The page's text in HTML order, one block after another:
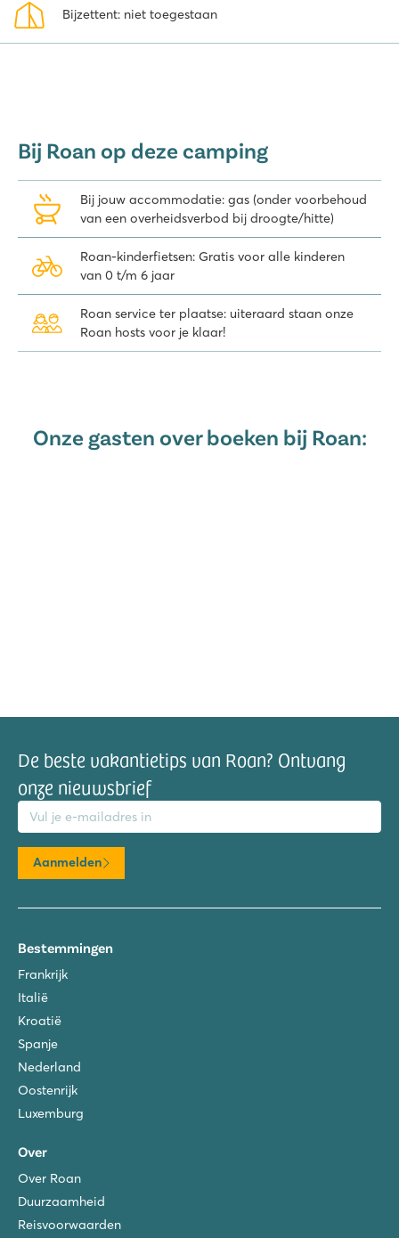
De pittoreske badplaats Collioure ligt op een steenworp afstand
van La Chapelle en op 10 km van de camping ligt attractiepark
Lunapark en een groot golfterrein. Je kunt je ook inschrijven voor
verschillende excursies vanaf Argelès-sur-Mer naar onder andere
Perpignan, Carcassonne of Barcelona, evenals voor begeleide
wandeltochten!
Bijzettent: niet toegestaan
Bij Roan op deze camping
Bij jouw accommodatie: gas (onder voorbehoud
van een overheidsverbod bij droogte/hitte)
Roan-kinderfietsen: Gratis voor alle kinderen
van 0 t/m 6 jaar
Roan service ter plaatse: uiteraard staan onze
Roan hosts voor je klaar!
Onze gasten over boeken bij Roan:
De beste vakantietips van Roan? Ontvang
onze nieuwsbrief
Aanmelden
Bestemmingen
Frankrijk
Italië
Kroatië
Spanje
Nederland
Oostenrijk
Luxemburg
Over
Over Roan
Duurzaamheid
Reisvoorwaarden